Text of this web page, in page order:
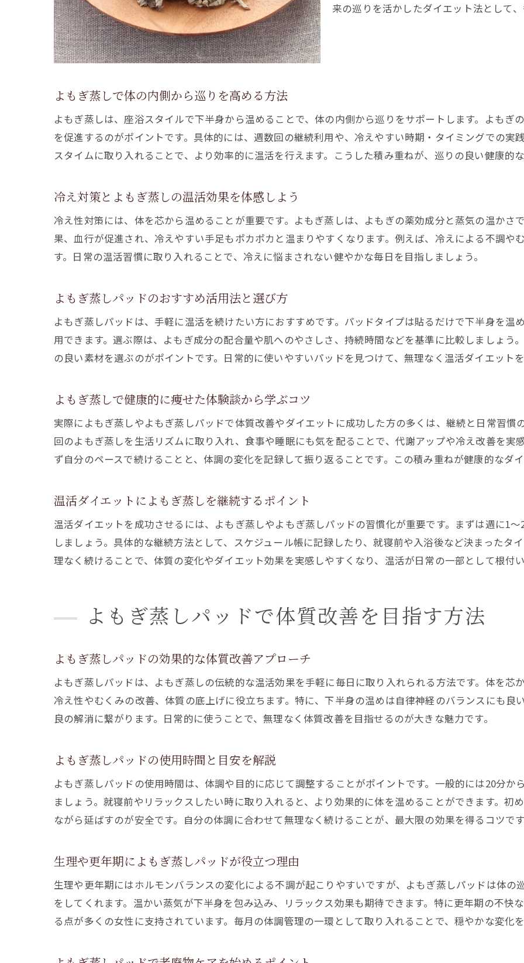
温活ならよもぎ蒸しパッドで毎日手軽に実践
よもぎ蒸しパッドで手軽に温活を始めるメリット
毎日続けやすいよもぎ蒸しパッドの活用法
よもぎ蒸しパッド使用時の安全対策をチェック
痩せやすい身体へ導くよもぎ蒸しの使い方
痩せやすい体づくりによもぎ蒸しが選ばれる理由
よもぎ蒸しパッドの効果的な使用時間と頻度
よもぎ蒸し体験者の痩せた実感と活用法
よもぎ蒸しでデトックス効果を高める方法
更年期の悩みにも寄り添うよもぎ蒸しの効果
よもぎ蒸しが更年期の不調にアプローチする理由
更年期ケアによもぎ蒸しパッドを取り入れるポイン
よもぎ蒸しパッドで心身のバランスを整える方法
更年期と痩せにくさ対策によもぎ蒸しを活用
よもぎ蒸しで更年期を穏やかに過ごすためのコツ
老廃物ケアを叶えるよもぎ蒸しパッド活用術
よもぎ蒸しパッドで老廃物排出を促す仕組み
老廃物ケアによもぎ蒸しパッドを使うポイント
よもぎ蒸しパッドでむくみ解消に挑戦する方法
体験者が語るよもぎ蒸しで変わった生活習慣
よもぎ蒸しパッドを老廃物ケアに活かす工夫
寝る前によもぎ蒸しパッドを選ぶポイント
寝るときのよもぎ蒸しパッドの使い方と注意事項
長時間の使用時によもぎ蒸しパッドのリスク回避
よもぎ蒸しパッドを夜活に取り入れるコツ
体験談から学ぶよもぎ蒸しで健康的に痩せるコツ
よもぎ蒸しの効果的な継続方法とポイント
体験者が語るよもぎ蒸しのダイエット成功例
よもぎ蒸しパッド活用のビフォーアフター体験
来の巡りを活かしたダイエット法として
よもぎ蒸しで体の内側から巡りを高める方法
よもぎ蒸しは、座浴スタイルで下半身から温めることで、体の内側から巡りをサポートします。よもぎ
を促進するのがポイントです。具体的には、週数回の継続利用や、冷えやすい時期・タイミングでの実
スタイムに取り入れることで、より効率的に温活を行えます。こうした積み重ねが、巡りの良い健康的
冷え対策とよもぎ蒸しの温活効果を体感しよう
冷え性対策には、体を芯から温めることが重要です。よもぎ蒸しは、よもぎの薬効成分と蒸気の温かさ
果、血行が促進され、冷えやすい手足もポカポカと温まりやすくなります。例えば、冷えによる不調や
す。日常の温活習慣に取り入れることで、冷えに悩まされない健やかな毎日を目指しましょう。
よもぎ蒸しパッドのおすすめ活用法と選び方
よもぎ蒸しパッドは、手軽に温活を続けたい方におすすめです。パッドタイプは貼るだけで下半身を温
用できます。選ぶ際は、よもぎ成分の配合量や肌へのやさしさ、持続時間などを基準に比較しましょう
の良い素材を選ぶのがポイントです。日常的に使いやすいパッドを見つけて、無理なく温活ダイエット
よもぎ蒸しで健康的に痩せた体験談から学ぶコツ
実際によもぎ蒸しやよもぎ蒸しパッドで体質改善やダイエットに成功した方の多くは、継続と日常習慣
回のよもぎ蒸しを生活リズムに取り入れ、食事や睡眠にも気を配ることで、代謝アップや冷え改善を実
ず自分のペースで続けることと、体調の変化を記録して振り返ることです。この積み重ねが健康的なダ
温活ダイエットによもぎ蒸しを継続するポイント
温活ダイエットを成功させるには、よもぎ蒸しやよもぎ蒸しパッドの習慣化が重要です。まずは週に1
しましょう。具体的な継続方法として、スケジュール帳に記録したり、就寝前や入浴後など決まったタ
理なく続けることで、体質の変化やダイエット効果を実感しやすくなり、温活が日常の一部として根付
よもぎ蒸しパッドで体質改善を目指す方法
よもぎ蒸しパッドの効果的な体質改善アプローチ
よもぎ蒸しパッドは、よもぎ蒸しの伝統的な温活効果を手軽に毎日に取り入れられる方法です。体を芯
冷え性やむくみの改善、体質の底上げに役立ちます。特に、下半身の温めは自律神経のバランスにも良
良の解消に繋がります。日常的に使うことで、無理なく体質改善を目指せるのが大きな魅力です。
よもぎ蒸しパッドの使用時間と目安を解説
よもぎ蒸しパッドの使用時間は、体調や目的に応じて調整することがポイントです。一般的には20分
ましょう。就寝前やリラックスしたい時に取り入れると、より効果的に体を温めることができます。初
ながら延ばすのが安全です。自分の体調に合わせて無理なく続けることが、最大限の効果を得るコツで
生理や更年期によもぎ蒸しパッドが役立つ理由
生理や更年期にはホルモンバランスの変化による不調が起こりやすいですが、よもぎ蒸しパッドは体
をしてくれます。温かい蒸気が下半身を包み込み、リラックス効果も期待できます。特に更年期の不快
る点が多くの女性に支持されています。毎月の体調管理の一環として取り入れることで、穏やかな変化